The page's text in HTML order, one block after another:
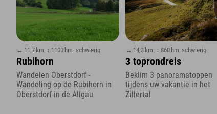
↔ 11,7 km ↕ 1100 hm schwierig
Rubihorn
Wandelen Oberstdorf -
Wandeling op de Rubihorn in
Oberstdorf in de Allgäu
↔ 14,3 km ↕ 860 hm schwierig
3 toprondreis
Beklim 3 panoramatoppen
tijdens uw vakantie in het
Zillertal